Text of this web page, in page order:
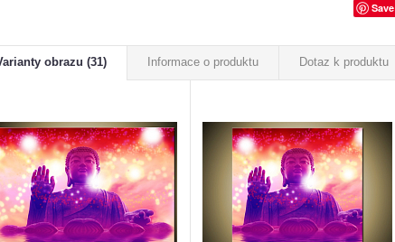
Save
obrazu (31) Informace o produktu Dotaz k produktu